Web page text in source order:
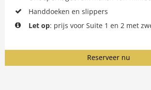
Handdoeken en slippers
Let op: prijs voor Suite 1 en 2 met
Reserveer nu